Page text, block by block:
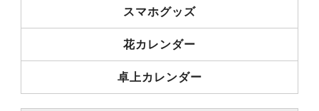
スマホグッズ
花カレンダー
卓上カレンダー